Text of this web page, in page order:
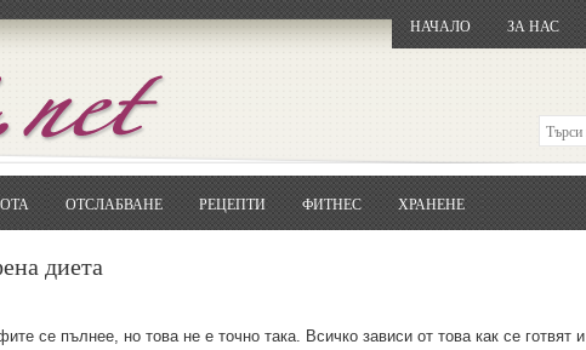
НАЧАЛО ЗА НАС
ОТСЛАБВАНЕ РЕЦЕПТИ ФИТНЕС ХРАНЕНЕ
диета
се пълнее, но това не е точно така. Всичко зависи от това как се готвят и
ОтворетеGoogle.bg
... и я въведете в полето: